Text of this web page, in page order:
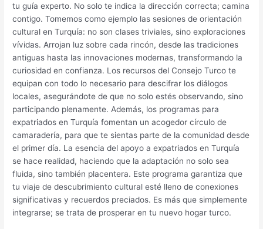
tu guía experto. No solo te indica la dirección correcta; camina
contigo. Tomemos como ejemplo las sesiones de orientación
cultural en Turquía: no son clases triviales, sino exploraciones
vívidas. Arrojan luz sobre cada rincón, desde las tradiciones
antiguas hasta las innovaciones modernas, transformando la
curiosidad en confianza. Los recursos del Consejo Turco te
equipan con todo lo necesario para descifrar los diálogos
locales, asegurándote de que no solo estés observando, sino
participando plenamente. Además, los programas para
expatriados en Turquía fomentan un acogedor círculo de
camaradería, para que te sientas parte de la comunidad desde
el primer día. La esencia del apoyo a expatriados en Turquía
se hace realidad, haciendo que la adaptación no solo sea
fluida, sino también placentera. Este programa garantiza que
tu viaje de descubrimiento cultural esté lleno de conexiones
significativas y recuerdos preciados. Es más que simplemente
integrarse; se trata de prosperar en tu nuevo hogar turco.